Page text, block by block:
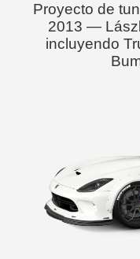
Proyecto de
2013 —
incluyendo